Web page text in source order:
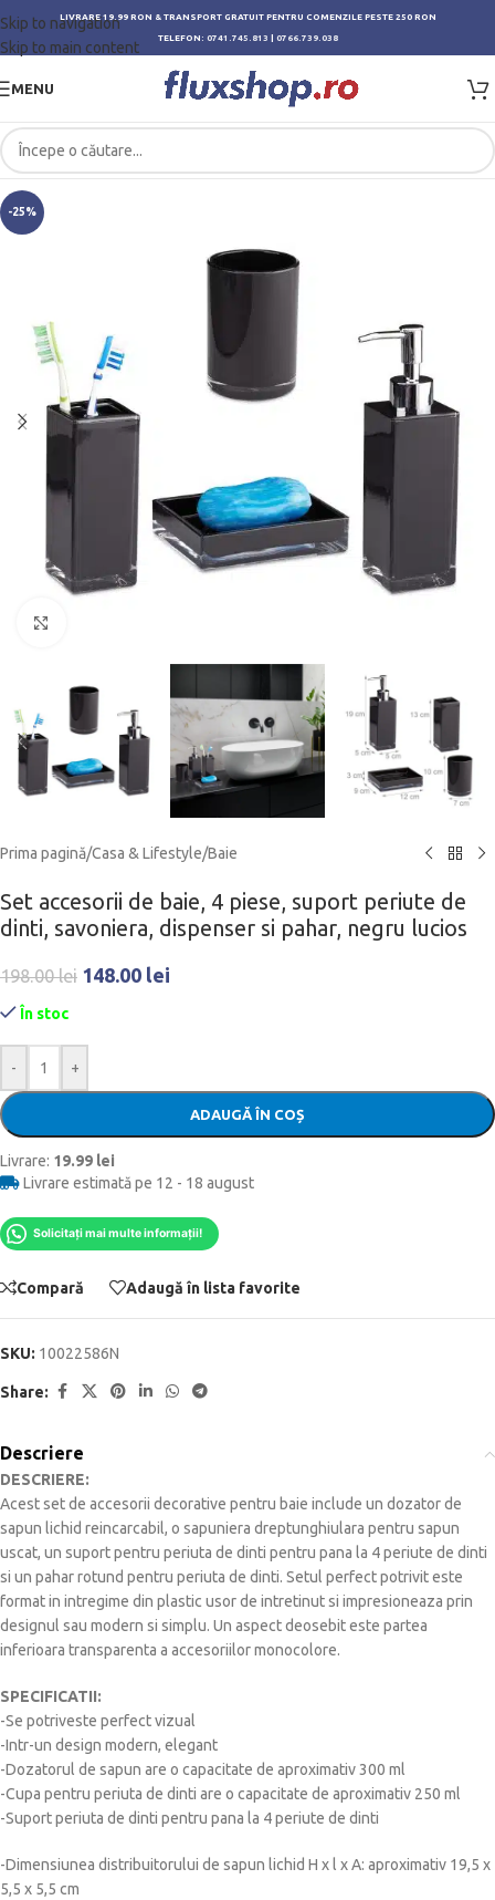
Skip to navigation
Skip to main content
LIVRARE 19.99 RON & TRANSPORT GRATUIT PENTRU COMENZILE PESTE 250 RON
TELEFON: 0741.745.813 0766.739.038
MENU
-25%
Prima pagină/Casa & Lifestyle/Baie
Set accesorii de baie, 4 piese, suport periute de
dinti, savoniera, dispenser si pahar, negru lucios
198.00lei 148.00 lei
În stoc
- +
ADAUGĂ ÎN COȘ
Livrare: 19.99 lei
Livrare estimată pe 12 - 18 august
Solicitați mai multe informații!
Compară Adaugă în lista favorite
SKU: 10022586N
Share:
Descriere
DESCRIERE:
Acest set de accesorii decorative pentru baie include un dozator de
sapun lichid reincarcabil, o sapuniera dreptunghiulara pentru sapun
uscat, un suport pentru periuta de dinti pentru pana la 4 periute de dinti
si un pahar rotund pentru periuta de dinti. Setul perfect potrivit este
format in intregime din plastic usor de intretinut si impresioneaza prin
designul sau modern si simplu. Un aspect deosebit este partea
inferioara transparenta a accesoriilor monocolore.
SPECIFICATII:
-Se potriveste perfect vizual
-Intr-un design modern, elegant
-Dozatorul de sapun are o capacitate de aproximativ 300 ml
-Cupa pentru periuta de dinti are o capacitate de aproximativ 250 ml
-Suport periuta de dinti pentru pana la 4 periute de dinti
-Dimensiunea distribuitorului de sapun lichid H x l x A: aproximativ 19,5 x
5,5 x 5,5 cm